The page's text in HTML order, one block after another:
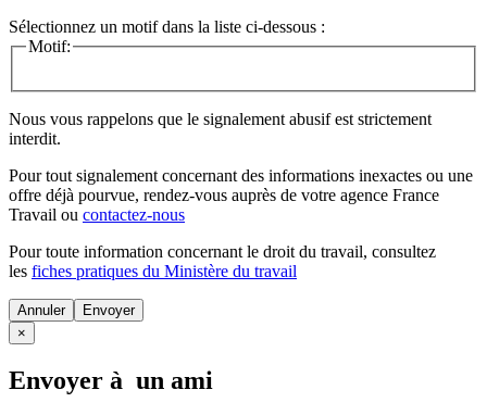
Sélectionnez un motif dans la liste ci-dessous :
Motif:
Nous vous rappelons que le signalement abusif est strictement
interdit.
Pour tout signalement concernant des informations inexactes ou une
offre déjà pourvue, rendez-vous auprès de votre agence France
Travail ou contactez-nous
Pour toute information concernant le droit du travail, consultez
les fiches pratiques du Ministère du travail
Annuler
×
Envoyer à un ami